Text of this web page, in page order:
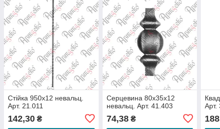
Стійка 950х12 невальц.
Арт. 21.011
142,30 ₴
Серцевина 80х35х12
невальц. Арт. 41.403
74,38₴
Арт.